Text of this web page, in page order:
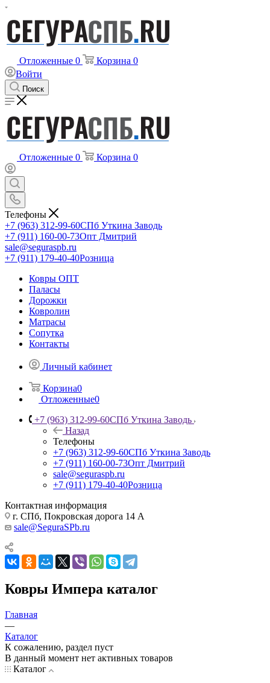
Отложенные 0 Корзина 0
Войти
Поиск
Отложенные 0 Корзина 0
Телефоны
+7 (963) 312-99-60СПб Уткина Заводь
+7 (911) 160-00-73Опт Дмитрий
sale@seguraspb.ru
+7 (911) 179-40-40Розница
Ковры ОПТ
Паласы
Дорожки
Ковролин
Матрасы
Сопутка
Контакты
Личный кабинет
Корзина0
Отложенные0
+7 (963) 312-99-60СПб Уткина Заводь
Назад
Телефоны
+7 (963) 312-99-60СПб Уткина Заводь
+7 (911) 160-00-73Опт Дмитрий
sale@seguraspb.ru
+7 (911) 179-40-40Розница
Контактная информация
г. СПб, Покровская дорога 14 А
sale@SeguraSPb.ru
Ковры Импера каталог
Главная
—
Каталог
К сожалению, раздел пуст
В данный момент нет активных товаров
Каталог